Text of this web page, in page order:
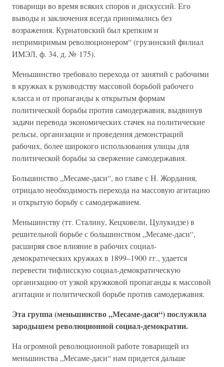
товарищи во время всяких споров и дискуссий. Его
выводы и заключения всегда принимались без
возражения. Курнатовский был крепким и
непримиримым революционером“ (грузинский филиал
ИМЭЛ, ф. 34, д. № 175).
Меньшинство требовало перехода от занятий с рабочими
в кружках к руководству массовой борьбой рабочего
класса и от пропаганды к открытым формам
политической борьбы против самодержавия, выдвинув
задачи перевода экономических стачек на политические
рельсы, организации и проведения демонстраций
рабочих, более широкого использования улицы для
политической борьбы за свержение самодержавия.
Большинство „Месаме-даси“, во главе с Н. Жордания,
отрицало необходимость перехода на массовую агитацию
и открытую борьбу с самодержавием.
Меньшинству (тт. Сталину, Кецховели, Цулукидзе) в
решительной борьбе с большинством „Месаме-даси“,
расширяя свое влияние в рабочих социал-
демократических кружках в 1899–1900 гг., удается
перевести тифлисскую социал-демократическую
организацию от узкой кружковой пропаганды к массовой
агитации и политической борьбе против самодержавия.
Эта группа (меньшинство „Месаме-даси“) послужила
зародышем революционной социал-демократии.
На огромной революционной работе товарищей из
меньшинства „Месаме-даси“ нам придется дальше